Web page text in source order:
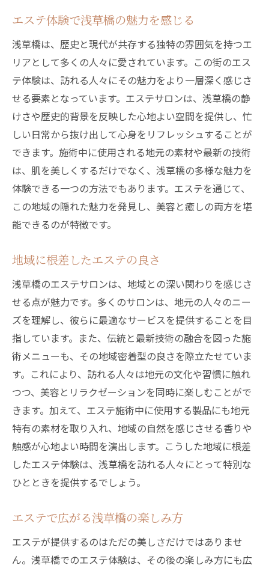
エステ体験で浅草橋の魅力を感じる
浅草橋は、歴史と現代が共存する独特の雰囲気を持つエ
リアとして多くの人々に愛されています。この街のエス
テ体験は、訪れる人々にその魅力をより一層深く感じさ
せる要素となっています。エステサロンは、浅草橋の静
けさや歴史的背景を反映した心地よい空間を提供し、忙
しい日常から抜け出して心身をリフレッシュすることが
できます。施術中に使用される地元の素材や最新の技術
は、肌を美しくするだけでなく、浅草橋の多様な魅力を
体験できる一つの方法でもあります。エステを通じて、
この地域の隠れた魅力を発見し、美容と癒しの両方を堪
能できるのが特徴です。
地域に根差したエステの良さ
浅草橋のエステサロンは、地域との深い関わりを感じさ
せる点が魅力です。多くのサロンは、地元の人々のニー
ズを理解し、彼らに最適なサービスを提供することを目
指しています。また、伝統と最新技術の融合を図った施
術メニューも、その地域密着型の良さを際立たせていま
す。これにより、訪れる人々は地元の文化や習慣に触れ
つつ、美容とリラクゼーションを同時に楽しむことがで
きます。加えて、エステ施術中に使用する製品にも地元
特有の素材を取り入れ、地域の自然を感じさせる香りや
触感が心地よい時間を演出します。こうした地域に根差
したエステ体験は、浅草橋を訪れる人々にとって特別な
ひとときを提供するでしょう。
エステで広がる浅草橋の楽しみ方
エステが提供するのはただの美しさだけではありませ
ん。浅草橋でのエステ体験は、その後の楽しみ方にも広